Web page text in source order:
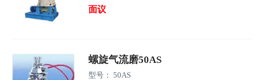
面议
螺旋气流磨50AS
型号： 50AS